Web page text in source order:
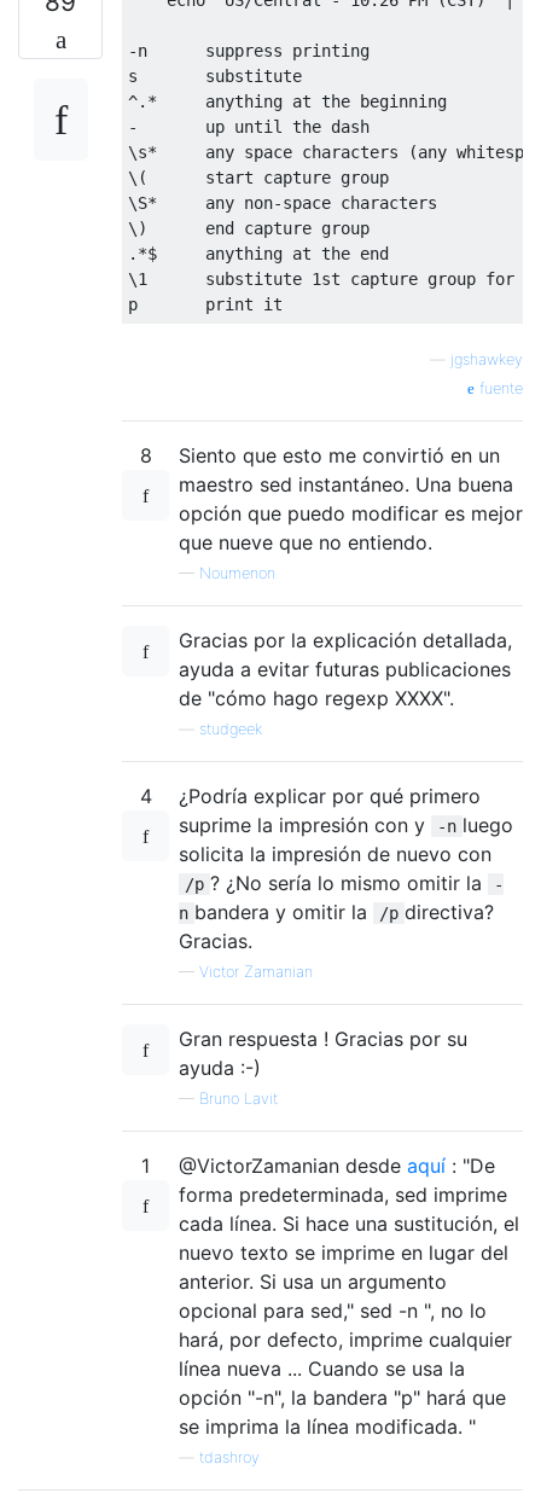
-n      suppress printing
^.*
-
       up
until
the dash
\s*
     any space characters
(any
\(      start capture group
\S*
     any non
-space characters
.*$     anything at the end
\1      substitute 1st capture group for
p       print it
jgshawkey
fuente
8
Siento que esto me convirtió en un
maestro sed instantáneo. Una buena
opción que puedo modificar es mejor
que nueve que no entiendo.
— Noumenon
Gracias por la explicación detallada,
ayuda a evitar futuras publicaciones
de "cómo hago regexp XXXX".
studgeek
4
¿Podría explicar por qué primero
suprime la impresión con y
-n luego
solicita la impresión de nuevo con
/p ? ¿No sería lo mismo omitir la
-
n bandera y omitir la /p directiva?
Gracias.
— Victor Zamanian
Gran respuesta ! Gracias por su
ayuda :-)
— Bruno Lavit
1 @VictorZamanian desde aquí : "De
forma predeterminada, sed imprime
cada línea. Si hace una sustitución, el
nuevo texto se imprime en lugar del
anterior. Si usa un argumento
opcional para sed," sed -n ", no lo
hará, por defecto, imprime cualquier
línea nueva ... Cuando se usa la
opción "-n", la bandera "p" hará que
se imprima la línea modificada. "
tdashroy